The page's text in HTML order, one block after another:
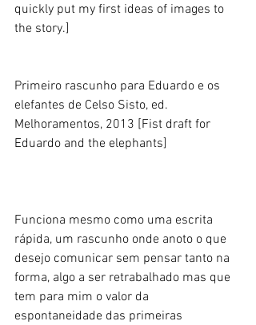
quickly put my first ideas of images to
the story.]
Primeiro rascunho para Eduardo e os
elefantes de Celso Sisto, ed.
Melhoramentos, 2013 [Fist draft for
Eduardo and the elephants]
Funciona mesmo como uma escrita
rápida, um rascunho onde anoto o que
desejo comunicar sem pensar tanto na
forma, algo a ser retrabalhado mas que
tem para mim o valor da
espontaneidade das primeiras